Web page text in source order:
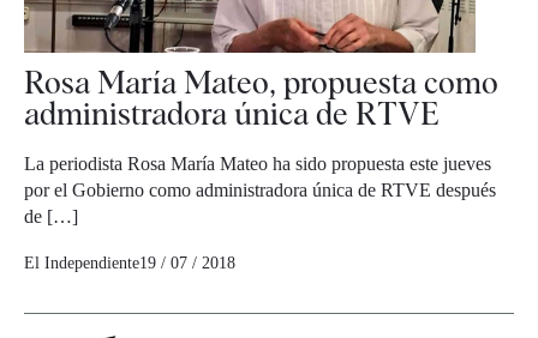
Rosa María Mateo, propuesta como
administradora única de RTVE
La periodista Rosa María Mateo ha sido propuesta este jueves
por el Gobierno como administradora única de RTVE después
de […]
El Independiente19 / 07 / 2018